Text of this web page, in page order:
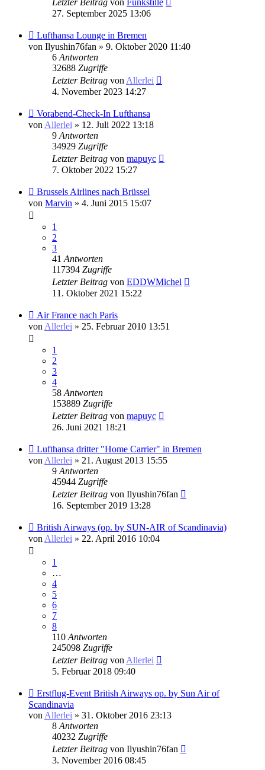
27. September 2025 13:06
Lufthansa Lounge in Bremen
von Ilyushin76fan » 9. Oktober 2020 11:40
6 Antworten
32688 Zugriffe
Letzter Beitrag von Allerlei
4. November 2023 14:27
Vorabend-Check-In Lufthansa
von Allerlei » 12. Juli 2022 13:18
9 Antworten
34929 Zugriffe
Letzter Beitrag von mapuyc
7. Oktober 2022 15:27
Brussels Airlines nach Brüssel
von Marvin » 4. Juni 2015 15:07
1
2
3
41 Antworten
117394 Zugriffe
Letzter Beitrag von EDDWMichel
11. Oktober 2021 15:22
Air France nach Paris
von Allerlei » 25. Februar 2010 13:51
1
2
3
4
58 Antworten
153889 Zugriffe
Letzter Beitrag von mapuyc
26. Juni 2021 18:21
Lufthansa dritter "Home Carrier" in Bremen
von Allerlei » 21. August 2013 15:55
9 Antworten
45944 Zugriffe
Letzter Beitrag von Ilyushin76fan
16. September 2019 13:28
British Airways (op. by SUN-AIR of Scandinavia)
von Allerlei » 22. April 2016 10:04
1
…
4
5
6
7
8
110 Antworten
245098 Zugriffe
Letzter Beitrag von Allerlei
5. Februar 2018 09:40
Erstflug-Event British Airways op. by Sun Air of
Scandinavia
von Allerlei » 31. Oktober 2016 23:13
8 Antworten
40232 Zugriffe
Letzter Beitrag von Ilyushin76fan
3. November 2016 08:45